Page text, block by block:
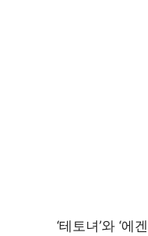
‘테토녀’와 ‘